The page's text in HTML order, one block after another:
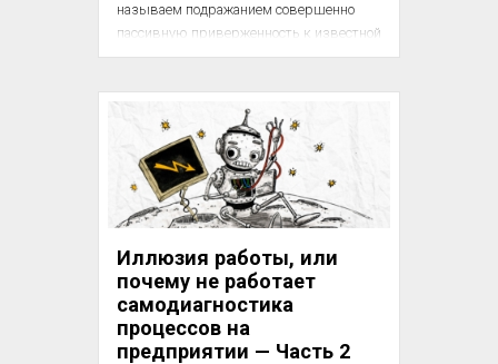
называем подражанием совершенно
пассивную приверженность к известной
идее другого человека; но если, как я это
характер отражения одного ума в другом
не имеет особенного значения, то
распространенное толкование,
придаваемое мною обычному смыслу
этого слова, вполне законно. Если
говорят, что ученик подражает своему
Иллюзия работы, или
почему не работает
самодиагностика
процессов на
предприятии — Часть 2